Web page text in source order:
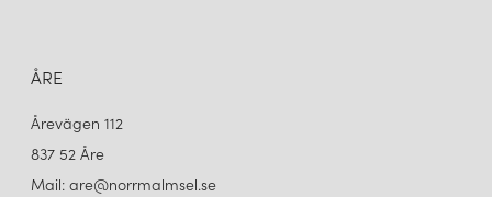
ÅRE
Årevägen 112
837 52 Åre
Mail: are@norrmalmsel.se